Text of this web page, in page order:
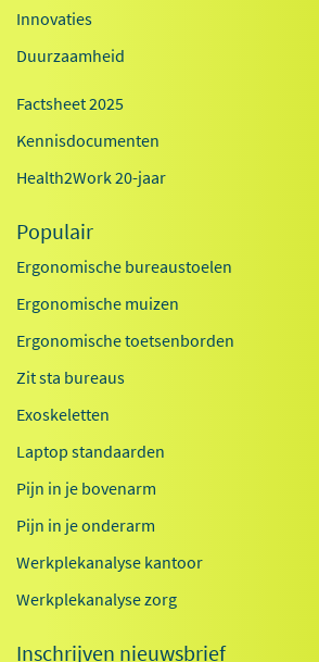
Innovaties
Duurzaamheid
Factsheet 2025
Kennisdocumenten
Health2Work 20-jaar
Populair
Ergonomische bureaustoelen
Ergonomische muizen
Ergonomische toetsenborden
Zit sta bureaus
Exoskeletten
Laptop standaarden
Pijn in je bovenarm
Pijn in je onderarm
Werkplekanalyse kantoor
Werkplekanalyse zorg
Inschrijven nieuwsbrief